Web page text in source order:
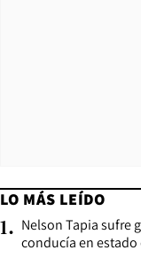
LO MÁS LEÍDO
1. Nelson Tapia sufre
conducía en